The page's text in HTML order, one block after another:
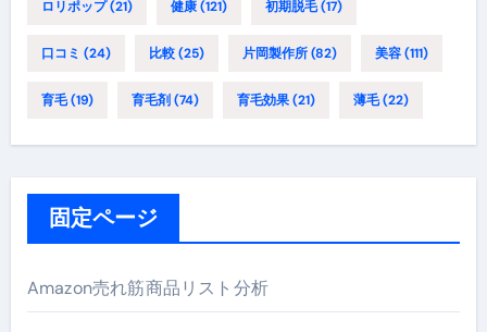
ロリポップ(21) 健康(121) 初期脱毛(17)
口コミ (24) 比較(25) 片岡製作所(82) 美容(111)
育毛(19) 育毛剤 (74) 育毛効果(21) 薄毛(22)
固定ページ
Amazon売れ筋商品リスト分析